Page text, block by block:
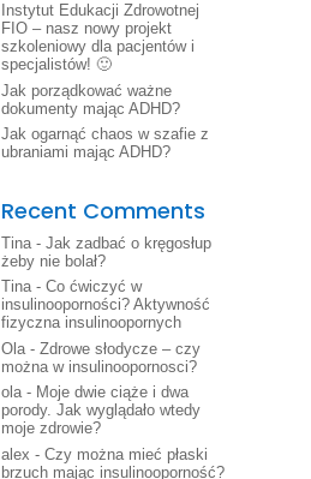
Instytut Edukacji Zdrowotnej
FIO – nasz nowy projekt
szkoleniowy dla pacjentów i
specjalistów! 🙂
Jak porządkować ważne
dokumenty mając ADHD?
Jak ogarnąć chaos w szafie z
ubraniami mając ADHD?
Recent Comments
Tina- Jak zadbać o kręgosłup
żeby nie bolał?
Tina- Co ćwiczyć w
insulinooporności? Aktywność
fizyczna insulinoopornych
Ola- Zdrowe słodycze – czy
można w insulinoopornosci?
ola- Moje dwie ciąże i dwa
porody. Jak wyglądało wtedy
moje zdrowie?
alex - Czy można mieć płaski
brzuch mając insulinooporność?